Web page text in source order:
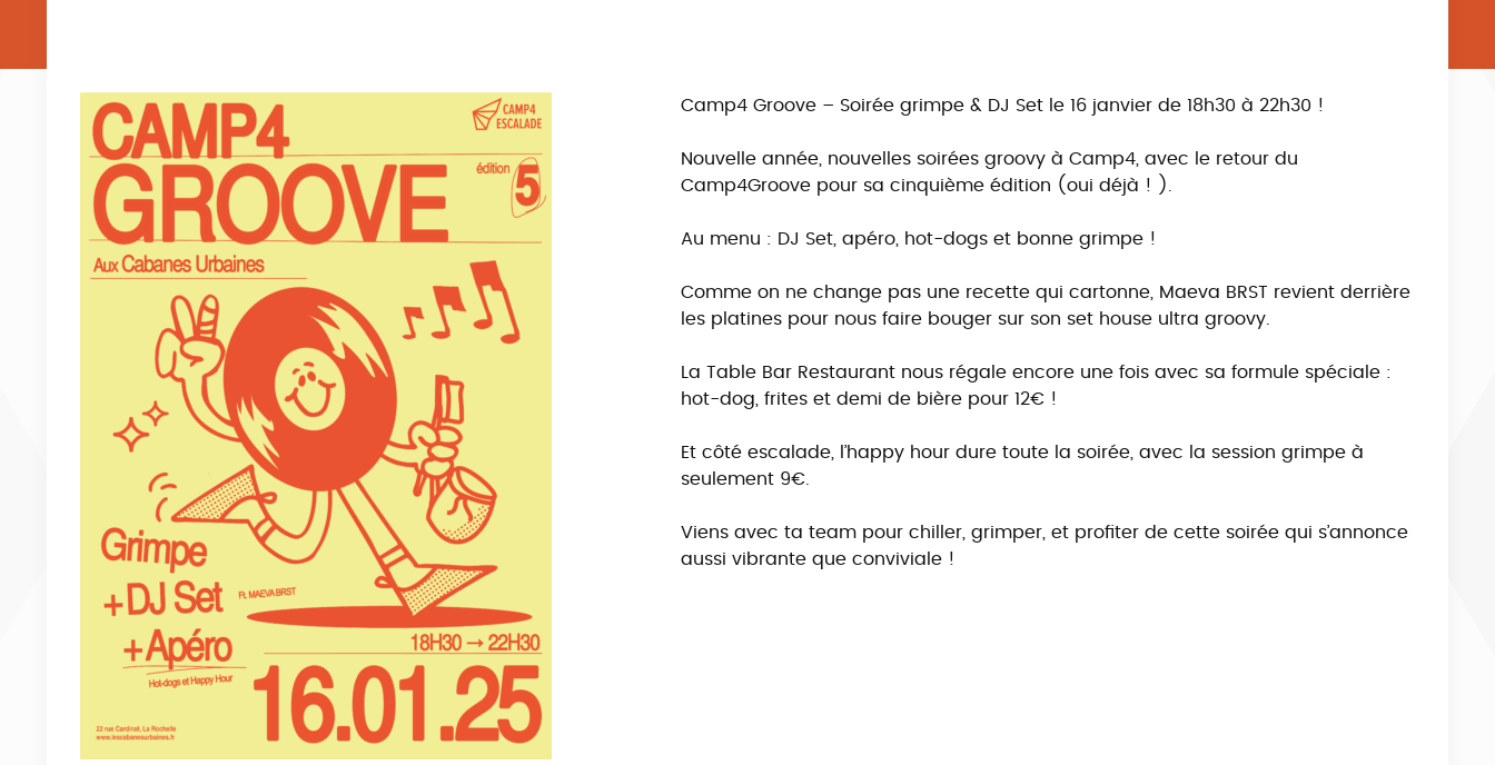
Camp4 Groove – Soirée grimpe & DJ Set le 16 janvier de 18h30 à 22h30 !
Nouvelle année, nouvelles soirées groovy à Camp4, avec le retour du
Camp4Groove pour sa cinquième édition (oui déjà ! ).
Au menu : DJ Set, apéro, hot-dogs et bonne grimpe !
Comme on ne change pas une recette qui cartonne, Maeva BRST revient derrière
les platines pour nous faire bouger sur son set house ultra groovy.
La Table Bar Restaurant nous régale encore une fois avec sa formule spéciale :
hot-dog, frites et demi de bière pour 12€ !
Et côté escalade, l’happy hour dure toute la soirée, avec la session grimpe à
seulement 9€.
Viens avec ta team pour chiller, grimper, et profiter de cette soirée qui s’annonce
aussi vibrante que conviviale !